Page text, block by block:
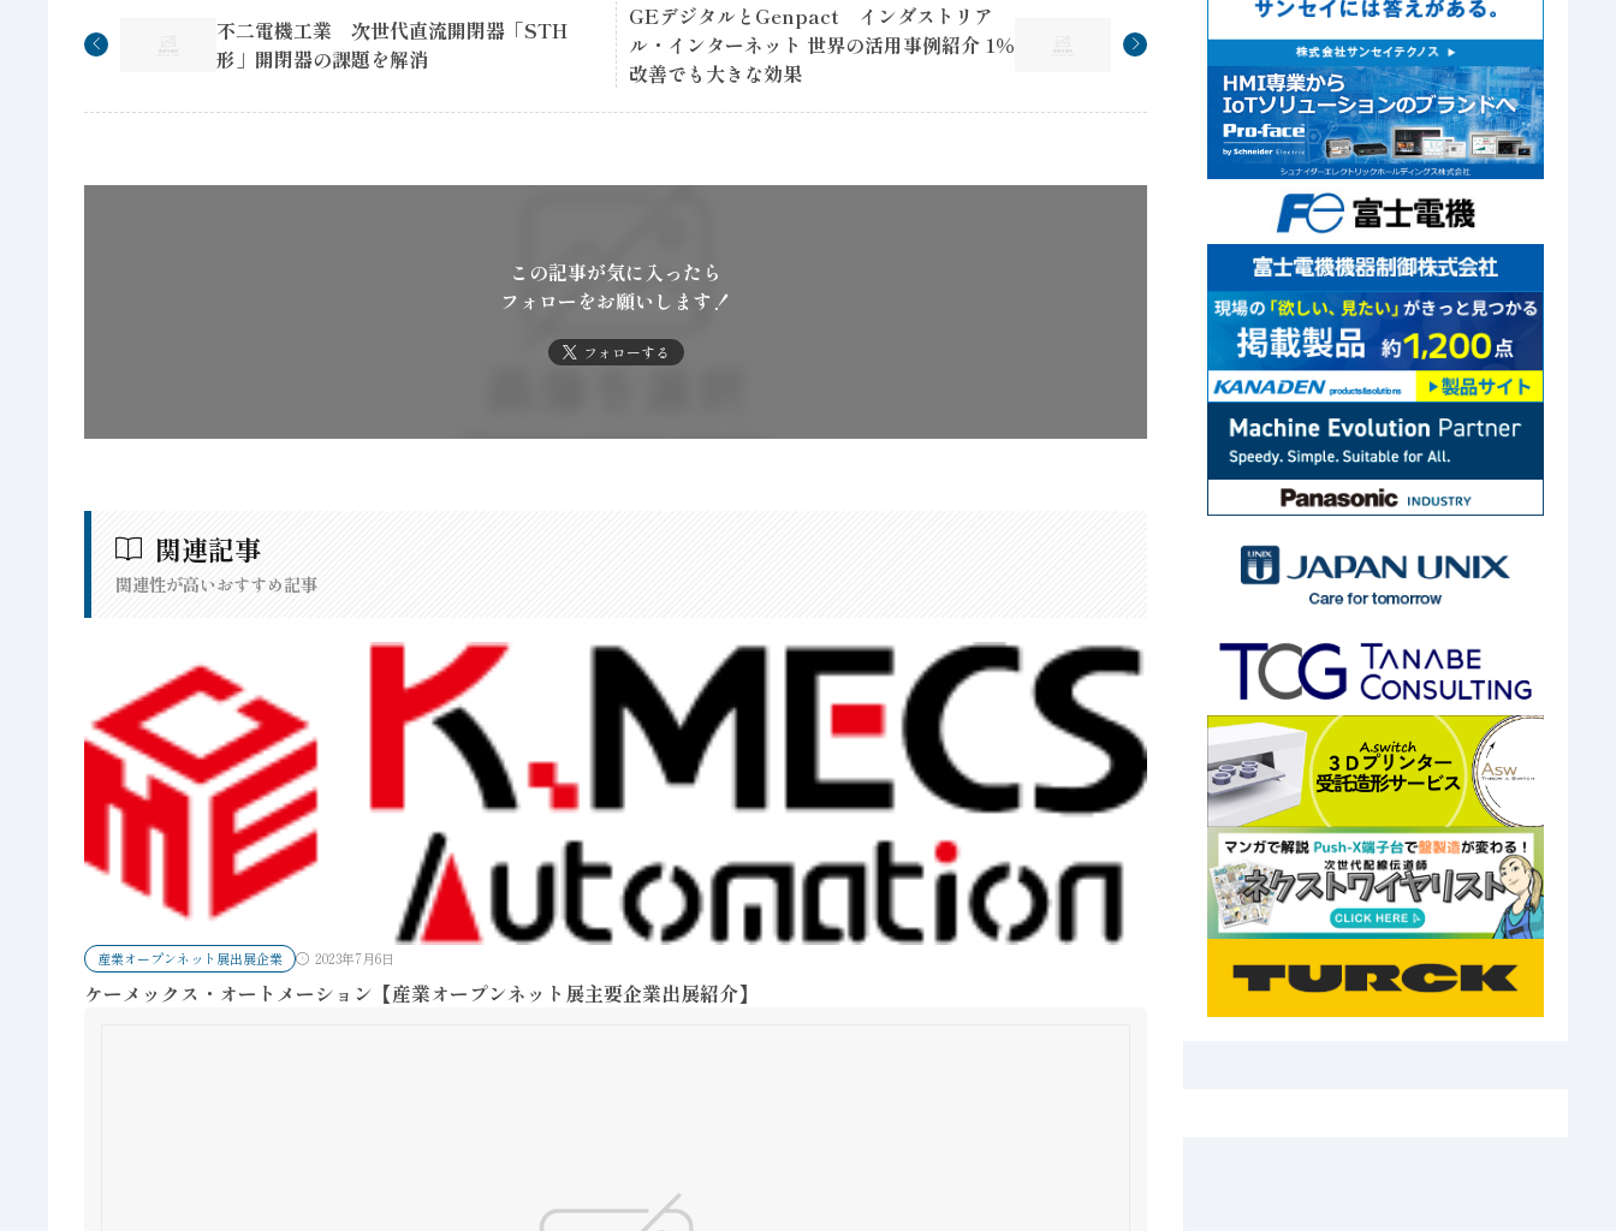
不二電機工業 次世代直流開閉器「STH
形」開閉器の課題を解消
GEデジタルとGenpact インダストリア
ル・インターネット 世界の活用事例紹介 1％
改善でも大きな効果
この記事が気に入ったら
フォローをお願いします！
フォローする
関連記事
関連性が高いおすすめ記事
産業オープンネット展出展企業 2023年7月6日
ケーメックス・オートメーション【産業オープンネット展主要企業出展紹介】